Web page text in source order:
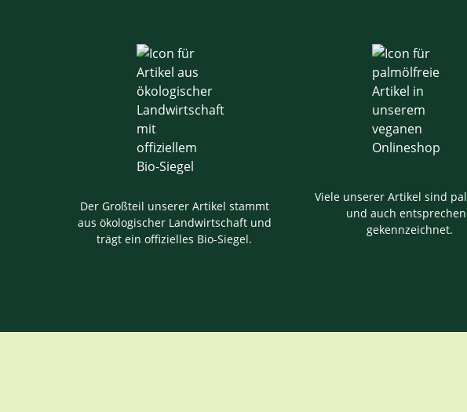
Der Großteil unserer Artikel stammt
aus ökologischer Landwirtschaft und
trägt ein offizielles Bio-Siegel.
Viele unserer Artikel sind
und auch
gekennzeichnet.